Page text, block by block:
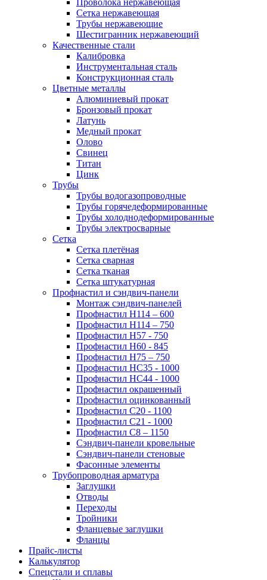
Проволока нержавеющая
Сетка нержавеющая
Трубы нержавеющие
Шестигранник нержавеющий
Качественные стали
Калибровка
Инструментальная сталь
Конструкционная сталь
Цветные металлы
Алюминиевый прокат
Бронзовый прокат
Латунь
Медный прокат
Олово
Свинец
Титан
Цинк
Трубы
Трубы водогазопроводные
Трубы горячедеформированные
Трубы холоднодеформированные
Трубы электросварные
Сетка
Сетка плетёная
Сетка сварная
Сетка тканая
Сетка штукатурная
Профнастил и сэндвич-панели
Монтаж сэндвич-панелей
Профнастил Н114 – 600
Профнастил Н114 – 750
Профнастил Н57 - 750
Профнастил Н60 - 845
Профнастил Н75 – 750
Профнастил НС35 - 1000
Профнастил НС44 - 1000
Профнастил окрашенный
Профнастил оцинкованный
Профнастил С20 - 1100
Профнастил С21 - 1000
Профнастил С8 – 1150
Сэндвич-панели кровельные
Сэндвич-панели стеновые
Фасонные элементы
Трубопроводная арматура
Заглушки
Отводы
Переходы
Тройники
Фланцевые заглушки
Фланцы
Прайс-листы
Калькулятор
Спецстали и сплавы